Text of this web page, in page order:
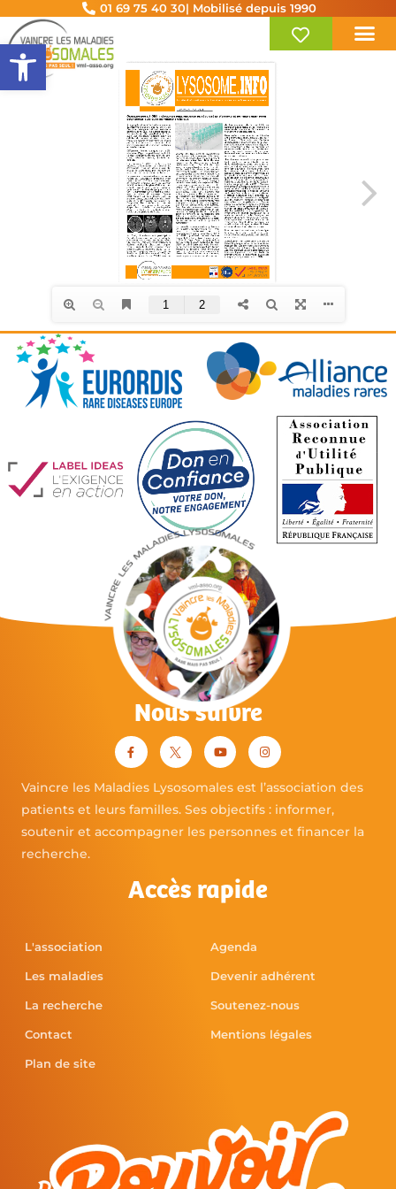
Ouvrir la barre d’outils
01 69 75 40 30| Mobilisé depuis 1990
Nous suivre
Vaincre les Maladies Lysosomales est l’association des
patients et leurs familles. Ses objectifs : informer,
soutenir et accompagner les personnes et financer la
recherche.
Accès rapide
L'association
Les maladies
La recherche
Contact
Plan de site
Agenda
Devenir adhérent
Soutenez-nous
Mentions légales